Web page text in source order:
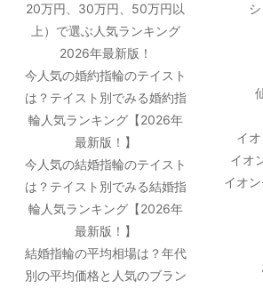
20万円、30万円、50万円以
上）で選ぶ人気ランキング
2026年最新版！
今人気の婚約指輪のテイスト
は？テイスト別でみる婚約指
輪人気ランキング【2026年
最新版！】
今人気の結婚指輪のテイスト
は？テイスト別でみる結婚指
輪人気ランキング【2026年
最新版！】
結婚指輪の平均相場は？年代
別の平均価格と人気のブラン
イ
イオ
イオ